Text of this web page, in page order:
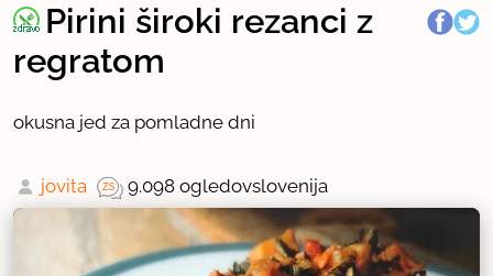
Pirini široki rezanci z
regratom
okusna jed za pomladne dni
jovita 9.098 ogledovslovenija